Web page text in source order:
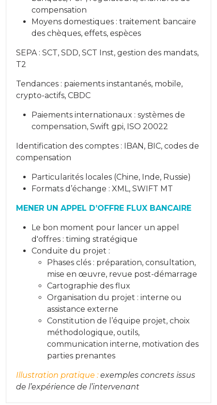
compensation
Moyens domestiques : traitement bancaire
des chèques, effets, espèces
SEPA : SCT, SDD, SCT Inst, gestion des mandats,
T2
Tendances : paiements instantanés, mobile,
crypto-actifs, CBDC
Paiements internationaux : systèmes de
compensation, Swift gpi, ISO 20022
Identification des comptes : IBAN, BIC, codes de
compensation
Particularités locales (Chine, Inde, Russie)
Formats d’échange : XML, SWIFT MT
MENER UN APPEL D’OFFRE FLUX BANCAIRE
Le bon moment pour lancer un appel
d'offres : timing stratégique
Conduite du projet :
Phases clés : préparation, consultation,
mise en œuvre, revue post-démarrage
Cartographie des flux
Organisation du projet : interne ou
assistance externe
Constitution de l’équipe projet, choix
méthodologique, outils,
communication interne, motivation des
parties prenantes
Illustration pratique :exemples concrets issus
de l’expérience de l’intervenant